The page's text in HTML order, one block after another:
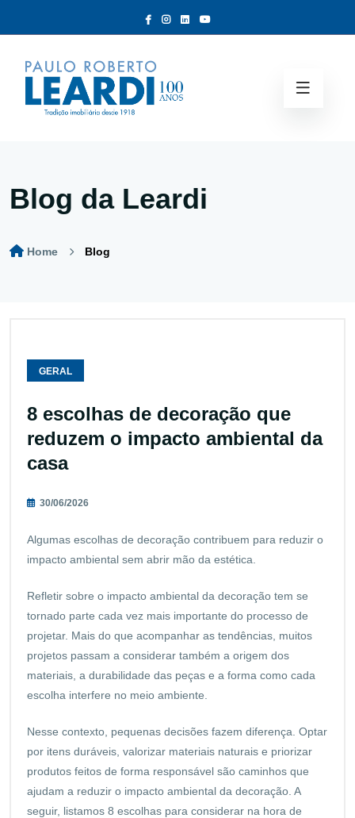
Blog da Leardi
Home Blog
GERAL
8 escolhas de decoração que
reduzem o impacto ambiental da
casa
30/06/2026
Algumas escolhas de decoração contribuem para reduzir o
impacto ambiental sem abrir mão da estética.
Refletir sobre o impacto ambiental da decoração tem se
tornado parte cada vez mais importante do processo de
projetar. Mais do que acompanhar as tendências, muitos
projetos passam a considerar também a origem dos
materiais, a durabilidade das peças e a forma como cada
escolha interfere no meio ambiente.
Nesse contexto, pequenas decisões fazem diferença. Optar
por itens duráveis, valorizar materiais naturais e priorizar
produtos feitos de forma responsável são caminhos que
ajudam a reduzir o impacto ambiental da decoração. A
seguir, listamos 8 escolhas para considerar na hora de